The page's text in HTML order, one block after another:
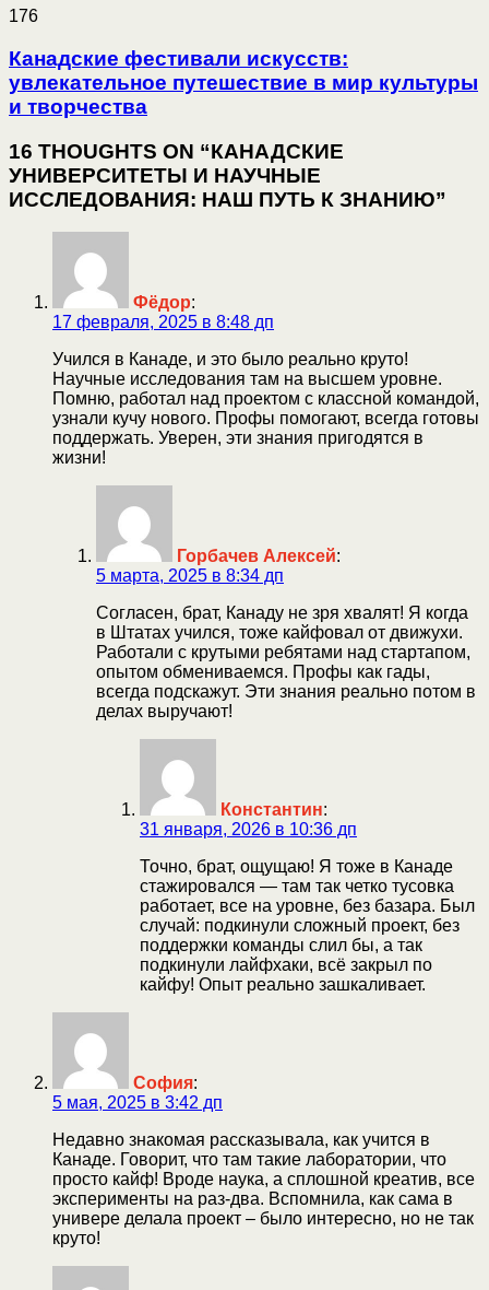
176
Канадские фестивали искусств:
увлекательное путешествие в мир культуры
и творчества
16 THOUGHTS ON “КАНАДСКИЕ
УНИВЕРСИТЕТЫ И НАУЧНЫЕ
ИССЛЕДОВАНИЯ: НАШ ПУТЬ К ЗНАНИЮ”
Фёдор:
17 февраля, 2025 в 8:48 дп
Учился в Канаде, и это было реально круто!
Научные исследования там на высшем уровне.
Помню, работал над проектом с классной командой,
узнали кучу нового. Профы помогают, всегда готовы
поддержать. Уверен, эти знания пригодятся в
жизни!
Горбачев Алексей:
5 марта, 2025 в 8:34 дп
Согласен, брат, Канаду не зря хвалят! Я когда
в Штатах учился, тоже кайфовал от движухи.
Работали с крутыми ребятами над стартапом,
опытом обмениваемся. Профы как гады,
всегда подскажут. Эти знания реально потом в
делах выручают!
Константин:
31 января, 2026 в 10:36 дп
Точно, брат, ощущаю! Я тоже в Канаде
стажировался — там так четко тусовка
работает, все на уровне, без базара. Был
случай: подкинули сложный проект, без
поддержки команды слил бы, а так
подкинули лайфхаки, всё закрыл по
кайфу! Опыт реально зашкаливает.
София:
5 мая, 2025 в 3:42 дп
Недавно знакомая рассказывала, как учится в
Канаде. Говорит, что там такие лаборатории, что
просто кайф! Вроде наука, а сплошной креатив, все
эксперименты на раз-два. Вспомнила, как сама в
универе делала проект – было интересно, но не так
круто!